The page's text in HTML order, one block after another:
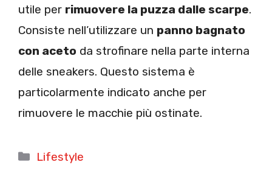
utile per rimuovere la puzza dalle scarpe.
Consiste nell’utilizzare un panno bagnato
con aceto da strofinare nella parte interna
delle sneakers. Questo sistema è
particolarmente indicato anche per
rimuovere le macchie più ostinate.
Categorie
Lifestyle